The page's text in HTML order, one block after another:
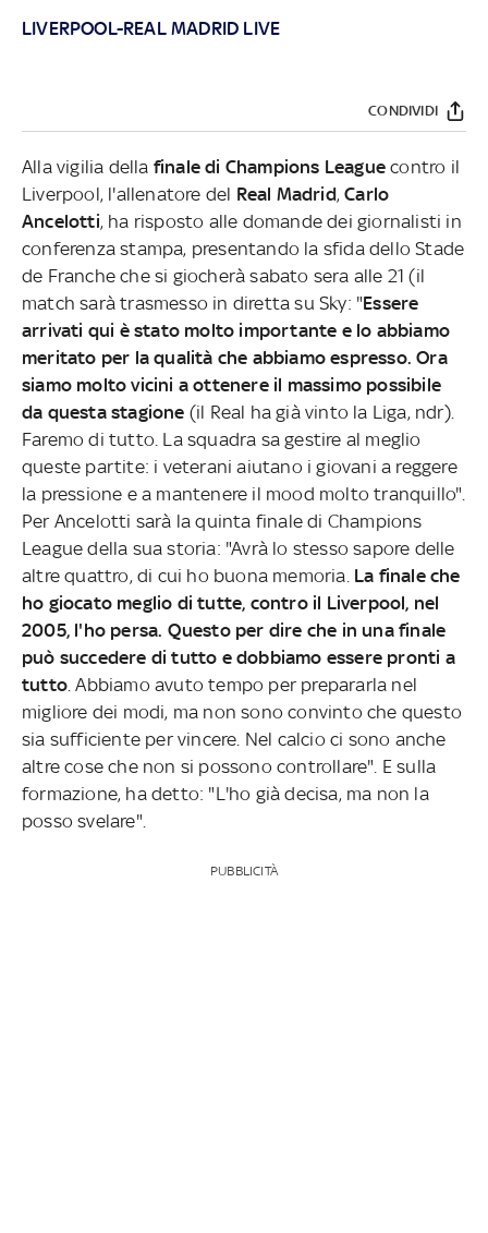
LIVERPOOL-REAL MADRID LIVE
CONDIVIDI
Alla vigilia della finale di Champions League contro il
Liverpool, l'allenatore del Real Madrid,Carlo
Ancelotti, ha risposto alle domande dei giornalisti in
conferenza stampa, presentando la sfida dello Stade
de Franche che si giocherà sabato sera alle 21 (il
match sarà trasmesso in diretta su Sky: "Essere
arrivati qui è stato molto importante e lo abbiamo
meritato per la qualità che abbiamo espresso. Ora
siamo molto vicini a ottenere il massimo possibile
da questa stagione (il Real ha già vinto la Liga, ndr).
Faremo di tutto. La squadra sa gestire al meglio
queste partite: i veterani aiutano i giovani a reggere
la pressione e a mantenere il mood molto tranquillo".
Per Ancelotti sarà la quinta finale di Champions
League della sua storia: "Avrà lo stesso sapore delle
altre quattro, di cui ho buona memoria. La finale che
ho giocato meglio di tutte, contro il Liverpool, nel
2005, l'ho persa. Questo per dire che in una finale
può succedere di tutto e dobbiamo essere pronti a
tutto . Abbiamo avuto tempo per prepararla nel
migliore dei modi, ma non sono convinto che questo
sia sufficiente per vincere. Nel calcio ci sono anche
altre cose che non si possono controllare". E sulla
formazione, ha detto: "L'ho già decisa, ma non la
posso svelare".
PUBBLICITÀ